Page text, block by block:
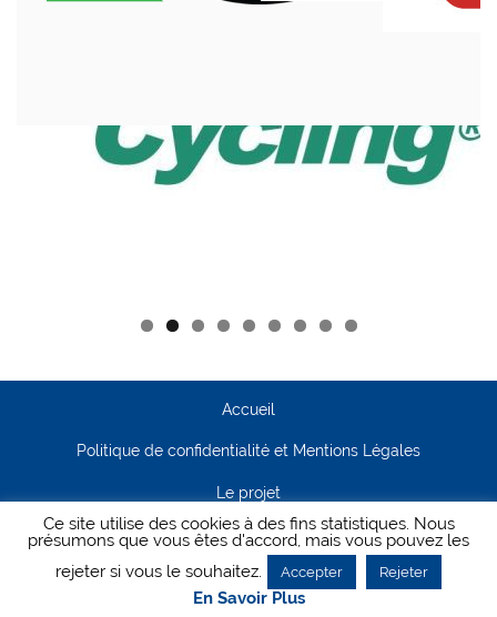
Accueil
Politique de confidentialité et Mentions Légales
Le projet
Contact
- Pour Cyclisme Pour Tous
Ce site utilise des cookies à des fins statistiques. Nous
présumons que vous êtes d'accord, mais vous pouvez les
rejeter si vous le souhaitez.
Accepter Rejeter
En Savoir Plus